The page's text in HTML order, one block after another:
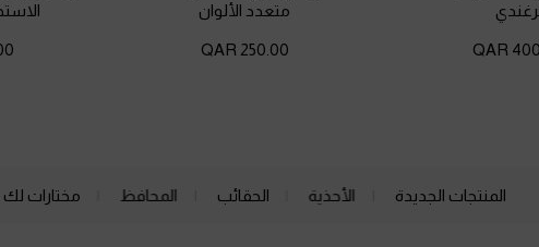
متعدد الألوان
250.00 QAR
المنتجات الجديدة الأحذية الحقائب المحافظ مختارات لك